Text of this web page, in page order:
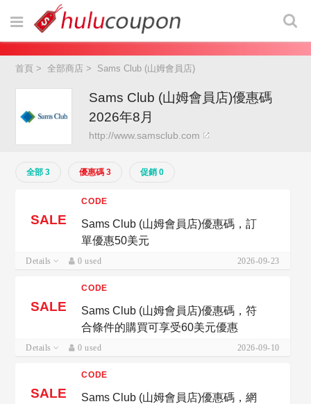
首頁 >全部商店 > Sams Club (山姆會員店)
Sams Club (山姆會員店)優惠碼
2026年8月
http://www.samsclub.com
全部 3 優惠碼 3 促銷 0
SALE
CODE
Sams Club (山姆會員店)優惠碼，訂
單優惠50美元
Details 0 used 2026-09-23
SALE
CODE
Sams Club (山姆會員店)優惠碼，符
合條件的購買可享受60美元優惠
Details 0 used 2026-09-10
SALE
CODE
Sams Club (山姆會員店)優惠碼，網